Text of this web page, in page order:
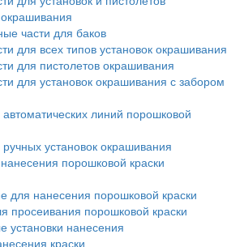
части для баков
для всех типов установок окрашивания
для пистолетов окрашивания
для установок окрашивания с забором
линий порошковой
установок окрашивания
порошковой краски
для нанесения порошковой краски
просеивания порошковой краски
установки нанесения
краски